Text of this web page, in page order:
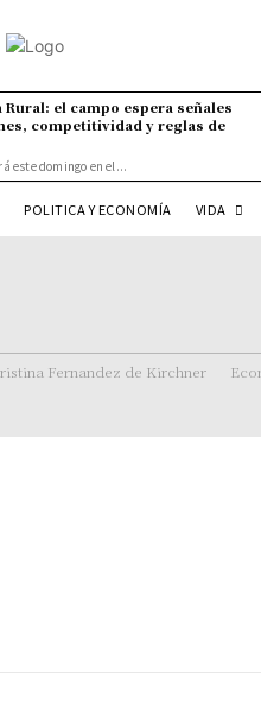
Rural: el campo espera señales
competitividad y reglas de
este domingo en el...
POLITICA Y ECONOMÍA VIDA
Fernandez de Kirchner